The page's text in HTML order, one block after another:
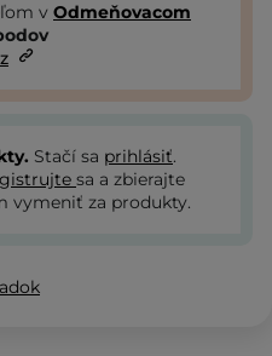
v Odmeňovacom
Stačí sa prihlásiť.
sa a zbierajte
vymeniť za produkty.